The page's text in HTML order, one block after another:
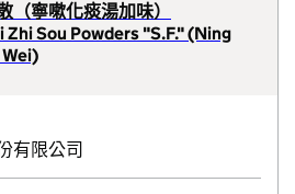
（寧嗽化痰湯加味）
Sou Powders "S.F." (Ning
Wei)
有限公司